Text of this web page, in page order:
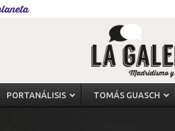
PORTANÁLISIS TOMÁS GUASCH